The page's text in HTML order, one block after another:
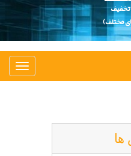
تخفیف
مختلف)
تغییر